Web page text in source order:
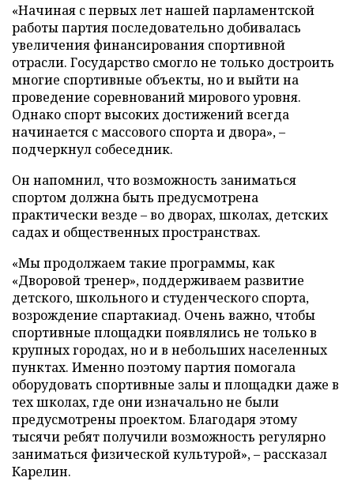
«Начиная с первых лет нашей парламентской
работы партия последовательно добивалась
увеличения финансирования спортивной
отрасли. Государство смогло не только достроить
многие спортивные объекты, но и выйти на
проведение соревнований мирового уровня.
Однако спорт высоких достижений всегда
начинается с массового спорта и двора», –
подчеркнул собеседник.
Он напомнил, что возможность заниматься
спортом должна быть предусмотрена
практически везде – во дворах, школах, детских
садах и общественных пространствах.
«Мы продолжаем такие программы, как
«Дворовой тренер», поддерживаем развитие
детского, школьного и студенческого спорта,
возрождение спартакиад. Очень важно, чтобы
спортивные площадки появлялись не только в
крупных городах, но и в небольших населенных
пунктах. Именно поэтому партия помогала
оборудовать спортивные залы и площадки даже в
тех школах, где они изначально не были
предусмотрены проектом. Благодаря этому
тысячи ребят получили возможность регулярно
заниматься физической культурой», – рассказал
Карелин.